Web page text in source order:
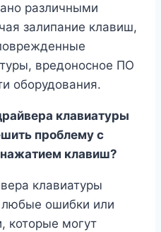
различными
залипание клавиш,
вредоносное ПО
оборудования.
клавиатуры
проблему с
клавиш?
клавиатуры
любые ошибки или
которые могут